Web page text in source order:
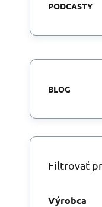
PODCASTY
BLOG
Filtrovať
Výrobca